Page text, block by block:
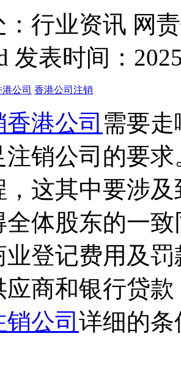
：行业资讯 网
发表时间：
公司 香港公司注销
港公司 需要
注销公司的要求
，这其中要涉
全体股东的一
业登记费用及
应商和银行贷
公司 详细的